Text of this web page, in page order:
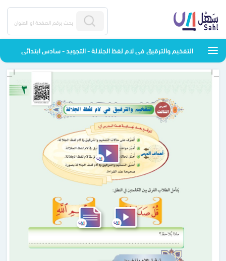
التفخيم والترقيق في لام لفظ الجلالة - التجويد - سادس ابتدائي